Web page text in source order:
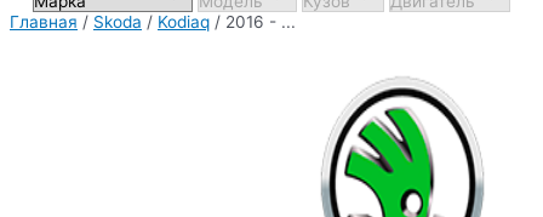
Главная / Skoda / Kodiaq / 2016 - ...